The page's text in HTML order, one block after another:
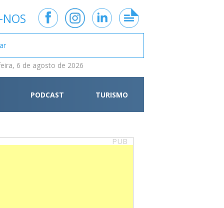
6 de agosto de 2026
PODCAST TURISMO
PUB